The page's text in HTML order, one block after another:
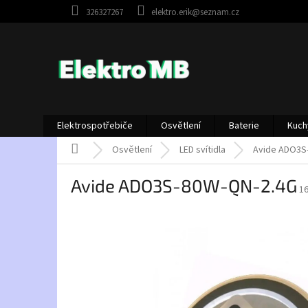
326327267 elektro.erik@seznam.cz
Elektrospotřebiče Osvětlení Baterie
Domů
Osvětlení LED svítidla Avide
Avide ADO3S-80W-QN-2.4G